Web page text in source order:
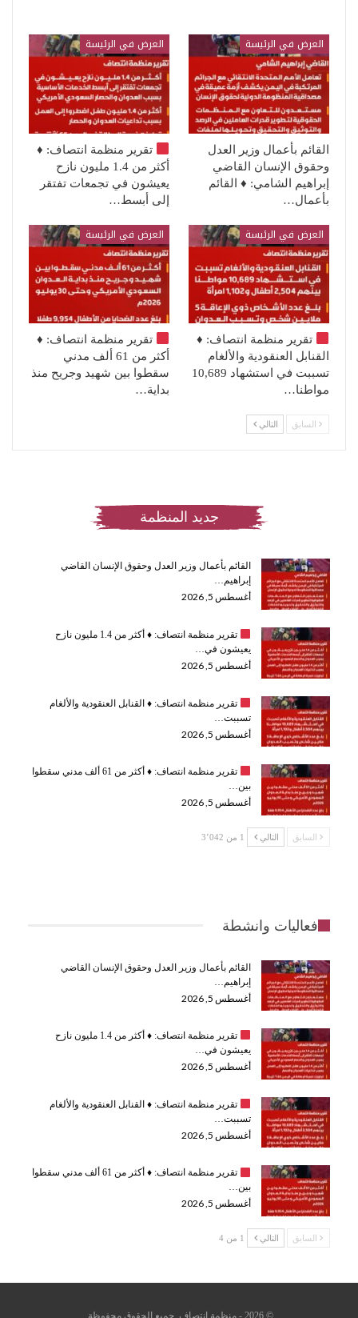
العرض في الرئيسة
القائم بأعمال وزير العدل
وحقوق الإنسان القاضي
إبراهيم الشامي: ♦️ القائم
بأعمال…
العرض في الرئيسة
تقرير منظمة انتصاف: ♦️
أكثر من 1.4 مليون نازح
يعيشون في تجمعات تفتقر
إلى أبسط…
العرض في الرئيسة
تقرير منظمة انتصاف: ♦️
القنابل العنقودية والألغام
تسببت في استشهاد 10,689
مواطنا…
العرض في الرئيسة
تقرير منظمة انتصاف: ♦️
أكثر من 61 ألف مدني
سقطوا بين شهيد وجريح منذ
بداية…
السابق التالي
جديد المنظمة
القائم بأعمال وزير العدل وحقوق الإنسان القاضي
إبراهيم…
أغسطس 5, 2026
تقرير منظمة انتصاف: ♦️
أكثر من 1.4 مليون نازح
يعيشون في…
أغسطس 5, 2026
تقرير منظمة انتصاف: ♦️القنابل العنقودية والألغام
تسببت…
أغسطس 5, 2026
تقرير منظمة انتصاف: ♦️
أكثر من 61 ألف مدني سقطوا
بين…
أغسطس 5, 2026
السابق التالي 1 من 3٬042
فعاليات وانشطة
القائم بأعمال وزير العدل وحقوق الإنسان القاضي
إبراهيم…
أغسطس 5, 2026
تقرير منظمة انتصاف: ♦️
أكثر من 1.4 مليون نازح
يعيشون في…
أغسطس 5, 2026
تقرير منظمة انتصاف: ♦️القنابل العنقودية والألغام
تسببت…
أغسطس 5, 2026
تقرير منظمة انتصاف: ♦️
أكثر من 61 ألف مدني سقطوا
بين…
أغسطس 5, 2026
السابق التالي 1 من 4
© 2026 - منظمة انتصاف. جميع الحقوق محفوظة.